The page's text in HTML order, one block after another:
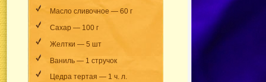
Масло сливочное — 60 г
Сахар — 100 г
Желтки — 5 шт
Ваниль — 1 стручок
Цедра тертая — 1 ч. л.